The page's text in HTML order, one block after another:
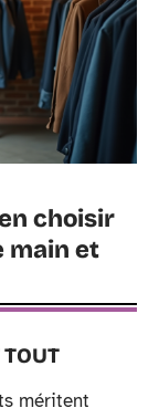
choisir
main et
méritent